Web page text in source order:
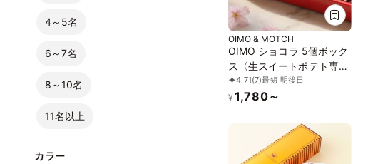
4～5名
6～7名
8～10名
11名以上
カラー
OIMO & MOTCH
OIMO ショコラ 5個ボック
ス〈生スイートポテト専門
店OIMO〉
4.71(7)最短 明後日
¥ 1,780～